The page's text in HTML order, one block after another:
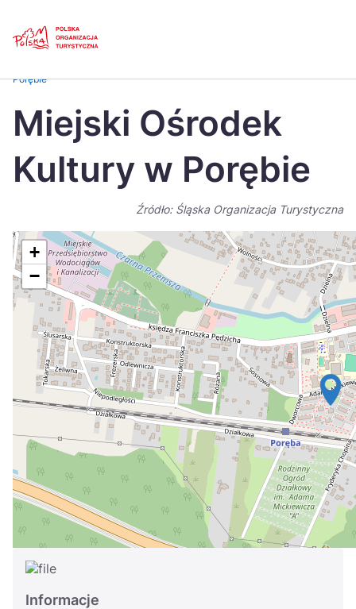
Česká
Dansk
Italiano
Nederlands 日本
Português
Suomi
Україна
Zamknij
Porębie
Miejski Ośrodek
Kultury w Porębie
Źródło: Śląska Organizacja Turystyczna
+
−
Informacje